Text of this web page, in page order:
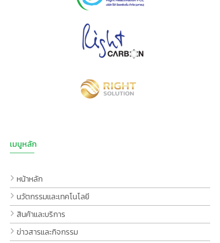
เมนูหลัก
หน้าหลัก
นวัตกรรมและเทคโนโลยี
สินค้าและบริการ
ข่าวสารและกิจกรรม